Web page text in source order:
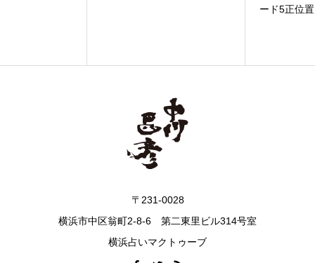
〒231-0028
横浜市中区翁町2-8-6 第二東里ビル314号室
横浜占いマクトゥーブ